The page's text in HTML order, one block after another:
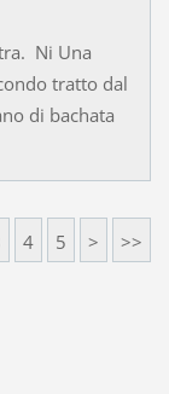
Ni Una
tratto dal
di bachata
4 5 > >>